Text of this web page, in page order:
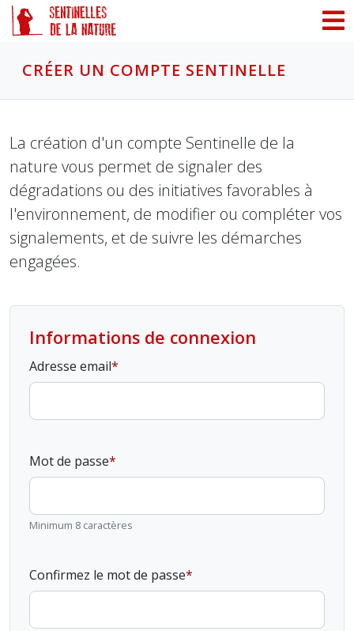
CRÉER UN COMPTE SENTINELLE
La création d'un compte Sentinelle de la
nature vous permet de signaler des
dégradations ou des initiatives favorables à
l'environnement, de modifier ou compléter vos
signalements, et de suivre les démarches
engagées.
Informations de connexion
Adresse email
Mot de passe
Minimum 8 caractères
Confirmez le mot de passe
Panneau de gestion des cookies